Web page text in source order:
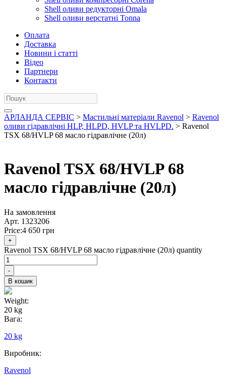
Shell оливи редукторні Omala
Shell оливи верстатні Tonna
Оплата
Доставка
Новини і статті
Відео
Партнери
Контакти
АРЛАНДА СЕРВІС > Мастильні матеріали Ravenol > Ravenol
оливи гідравлічні HLP, HLPD, HVLP та HVLPD. > Ravenol
TSX 68/HVLP 68 масло гідравлічне (20л)
Ravenol TSX 68/HVLP 68
масло гідравлічне (20л)
На замовлення
Арт. 1323206
Price:4 650 грн
+
Ravenol TSX 68/HVLP 68 масло гідравлічне (20л) quantity
-
В кошик
Weight:
20 kg
Вага:
20 kg
Виробник:
Ravenol